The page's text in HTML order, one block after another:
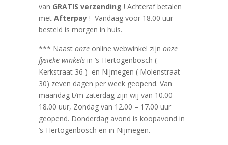
van GRATIS verzending ! Achteraf betalen
met Afterpay! Vandaag voor 18.00 uur
besteld is morgen in huis.
*** Naast onzeonline webwinkel zijn onze
fysieke winkelsin ‘s-Hertogenbosch (
Kerkstraat 36 ) en Nijmegen ( Molenstraat
30) zeven dagen per week geopend. Van
maandag t/m zaterdag zijn wij van 10.00 –
18.00 uur, Zondag van 12.00 – 17.00 uur
geopend. Donderdag avond is koopavond in
‘s-Hertogenbosch en in Nijmegen.